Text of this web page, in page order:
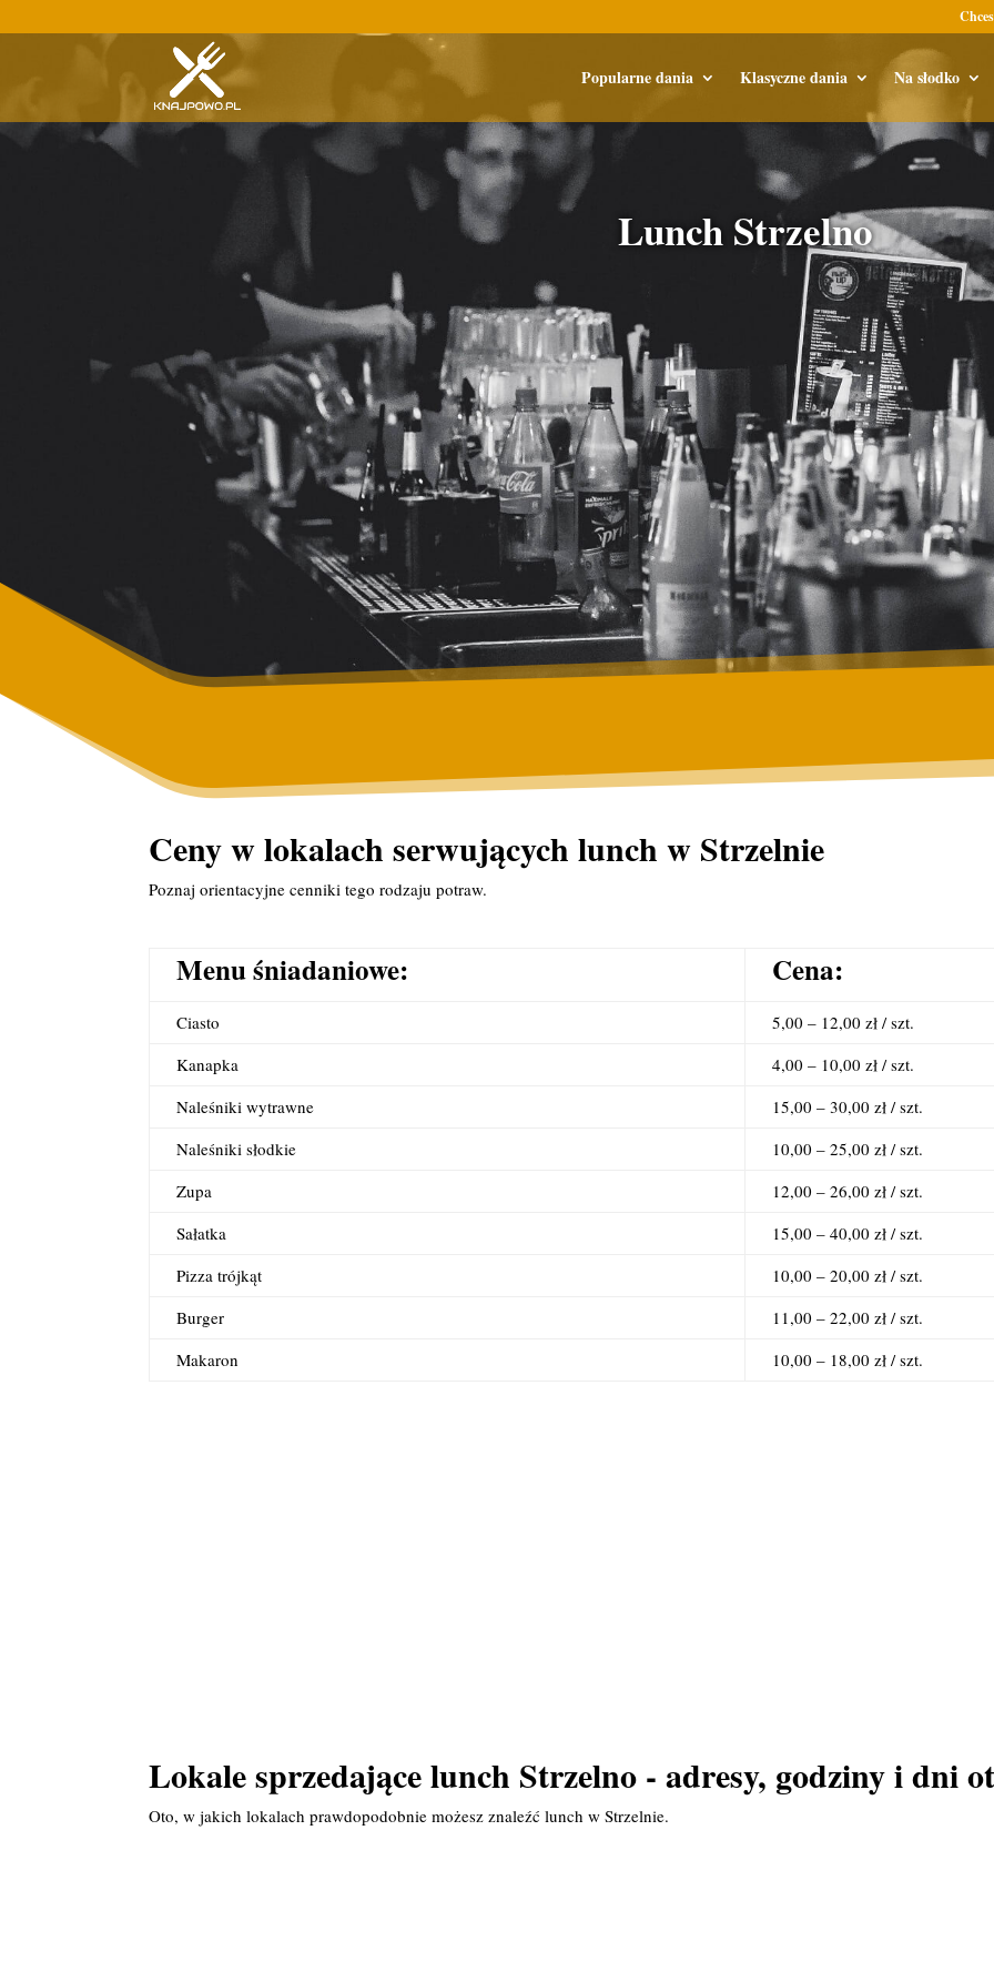
Popularne dania Klasyczne dania Na słodko
Lunch Strzelno
Ceny w lokalach serwujących lunch w Strzelnie
Poznaj orientacyjne cenniki tego rodzaju potraw.
Menu śniadaniowe: Cena:
Ciasto
5,00 – 12,00 zł / szt.
Kanapka
4,00 – 10,00 zł / szt.
Naleśniki wytrawne
15,00 – 30,00 zł / szt.
Naleśniki słodkie
10,00 – 25,00 zł / szt.
Zupa
12,00 – 26,00 zł / szt.
Sałatka
15,00 – 40,00 zł / szt.
Pizza trójkąt
10,00 – 20,00 zł / szt.
Burger
11,00 – 22,00 zł / szt.
Makaron
10,00 – 18,00 zł / szt.
Lokale sprzedające lunch Strzelno - adresy, godziny i dni
Oto, w jakich lokalach prawdopodobnie możesz znaleźć lunch w Strzelnie.